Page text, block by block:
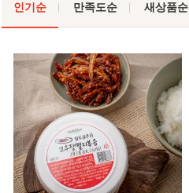
인기순 만족도순 새상품순